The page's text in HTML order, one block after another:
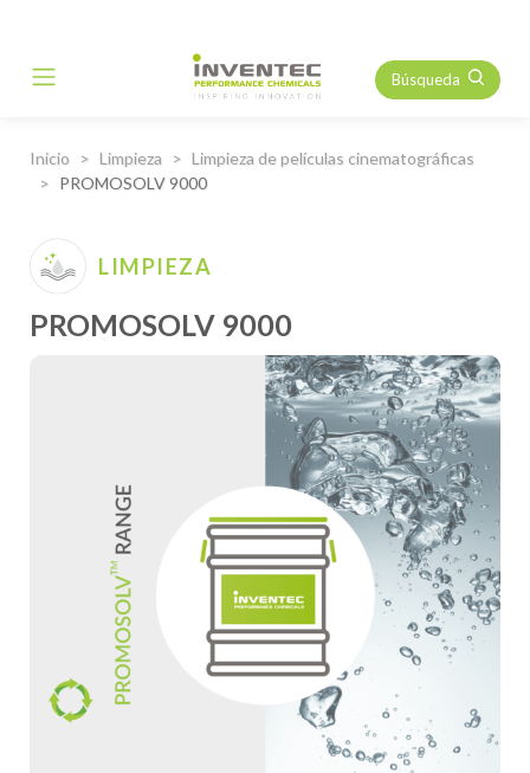
Main Navigation Búsqueda
Inicio Limpieza
Limpieza de películas cinematográficas
PROMOSOLV 9000
LIMPIEZA
PROMOSOLV 9000